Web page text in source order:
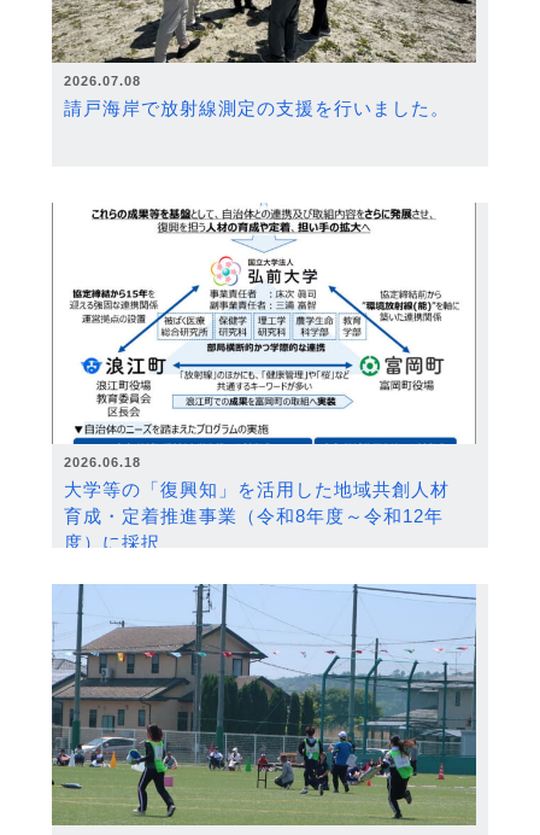
2026.07.08
請戸海岸で放射線測定の支援を行いました。
2026.06.18
大学等の「復興知」を活用した地域共創人材
育成・定着推進事業（令和8年度～令和12年
度）に採択